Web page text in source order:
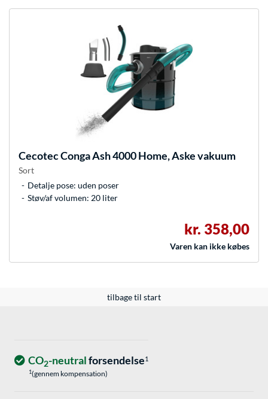
CecotecConga Ash 4000 Home, Aske vakuum
Sort
Detalje pose: uden poser
Støv/af volumen: 20 liter
kr. 358,00
Varen kan ikke købes
tilbage til start
CO2-neutralforsendelse1
1(gennem kompensation)